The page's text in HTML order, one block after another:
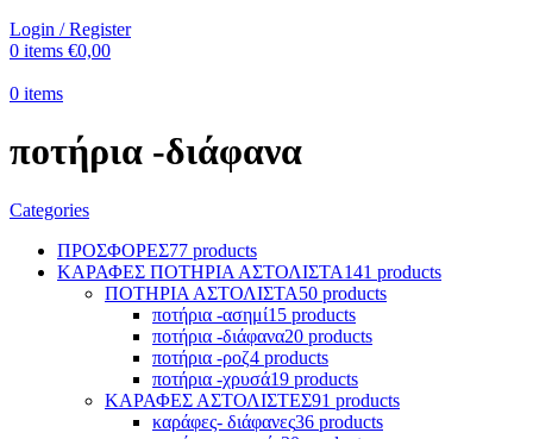
Login / Register
0 items €0,00
0 items
ποτήρια -διάφανα
Categories
ΠΡΟΣΦΟΡΕΣ77 products
ΚΑΡΑΦΕΣ ΠΟΤΗΡΙΑ ΑΣΤΟΛΙΣΤΑ141 products
ΠΟΤΗΡΙΑ ΑΣΤΟΛΙΣΤΑ50 products
ποτήρια -ασημί15 products
ποτήρια -διάφανα20 products
ποτήρια -ροζ4 products
ποτήρια -χρυσά19 products
ΚΑΡΑΦΕΣ ΑΣΤΟΛΙΣΤΕΣ91 products
καράφες- διάφανες36 products